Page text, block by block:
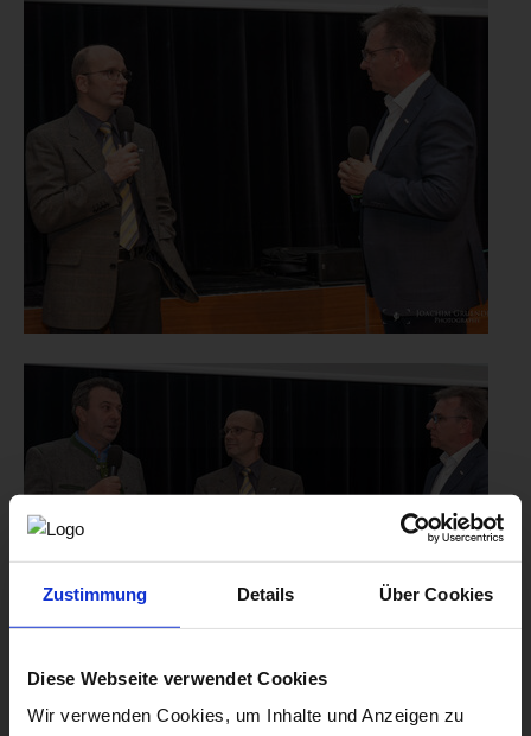
Zustimmung Details Über Cookies
Diese Webseite verwendet Cookies
Wir verwenden Cookies, um Inhalte und Anzeigen zu